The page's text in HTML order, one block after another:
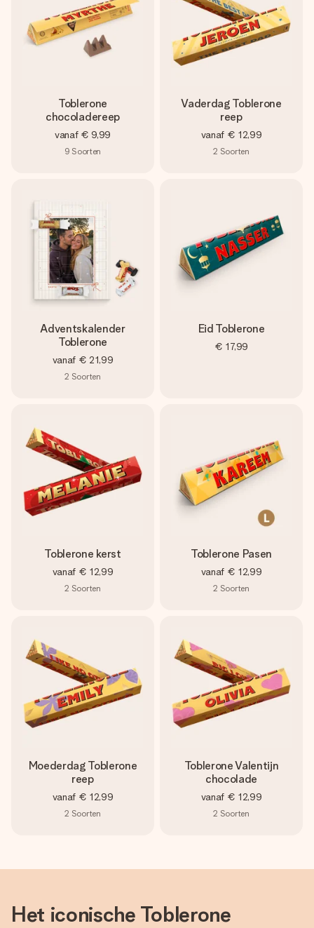
Toblerone
chocoladereep
vanaf € 9,99
9 Soorten
Vaderdag Toblerone
reep
vanaf € 12,99
2 Soorten
Adventskalender
Toblerone
vanaf € 21,99
2 Soorten
Eid Toblerone
€ 17,99
Toblerone kerst
vanaf € 12,99
2 Soorten
Toblerone Pasen
vanaf € 12,99
2 Soorten
Moederdag Toblerone
reep
vanaf € 12,99
2 Soorten
Toblerone Valentijn
chocolade
vanaf € 12,99
2 Soorten
Het iconische Toblerone